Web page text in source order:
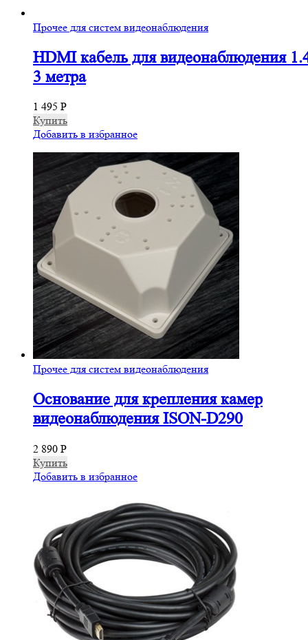
Прочее для систем видеонаблюдения
HDMI кабель для видеонаблюдения
3 метра
1 495 Р
Купить
Добавить в избранное
Прочее для систем видеонаблюдения
Основание для крепления камер
видеонаблюдения ISON-D290
2 890 Р
Купить
Добавить в избранное